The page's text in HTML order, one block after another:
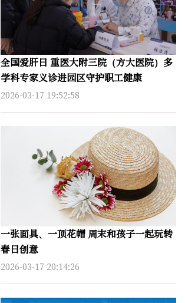
全国爱肝日 重医大附三院（方大医院）多
学科专家义诊进园区守护职工健康
2026-03-17 19:52:58
一张面具、一顶花帽 周末和孩子一起玩转
春日创意
2026-03-17 20:14:26